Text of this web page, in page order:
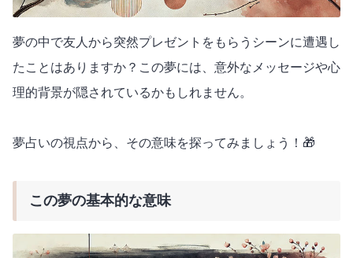
夢の中で友人から突然プレゼントをもらうシーンに遭遇し
たことはありますか？この夢には、意外なメッセージや心
理的背景が隠されているかもしれません。
夢占いの視点から、その意味を探ってみましょう！🎁
この夢の基本的な意味